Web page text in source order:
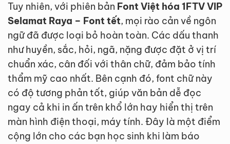
Tuy nhiên, với phiên bản Font Việt hóa 1FTV VIP
Selamat Raya – Font tết, mọi rào cản về ngôn
ngữ đã được loại bỏ hoàn toàn. Các dấu thanh
như huyền, sắc, hỏi, ngã, nặng được đặt ở vị trí
chuẩn xác, cân đối với thân chữ, đảm bảo tính
thẩm mỹ cao nhất. Bên cạnh đó, font chữ này
có độ tương phản tốt, giúp văn bản dễ đọc
ngay cả khi in ấn trên khổ lớn hay hiển thị trên
màn hình điện thoại, máy tính. Đây là một điểm
cộng lớn cho các bạn học sinh khi làm báo